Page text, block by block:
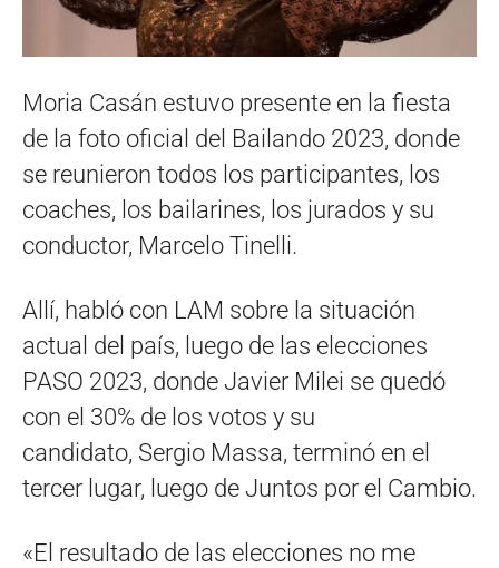
Moria Casán estuvo presente en la fiesta
de la foto oficial del Bailando 2023, donde
se reunieron todos los participantes, los
coaches, los bailarines, los jurados y su
conductor, Marcelo Tinelli.
Allí, habló con LAM sobre la situación
actual del país, luego de las elecciones
PASO 2023, donde Javier Milei se quedó
con el 30% de los votos y su
candidato, Sergio Massa, terminó en el
tercer lugar, luego de Juntos por el Cambio.
«El resultado de las elecciones no me